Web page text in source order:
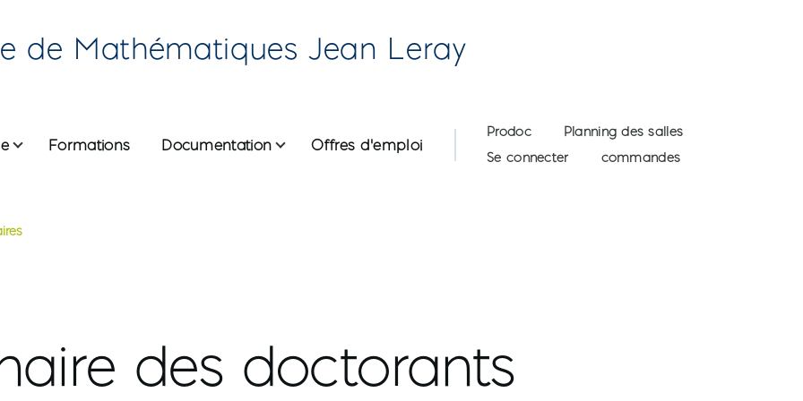
de Mathématiques Jean Leray
Formations Documentation Offres d'emploi
User account menu
Prodoc
Planning des salles
Se connecter
commandes
des doctorants